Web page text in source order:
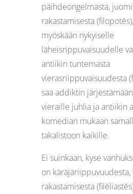
päihdeongelmasta,
rakastamisesta
myöskään nykyiselle
läheisrippuvaisuudelle
antiikin tuntemasta
vierasriippuvaisuudesta
saa addiktin
vieraille juhlia ja antiikin
komedian mukaan
takalistoon kaikille.
Ei suinkaan, kyse
on
rakastamisesta